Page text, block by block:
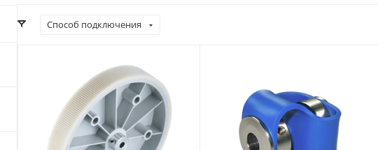
Способ подключения